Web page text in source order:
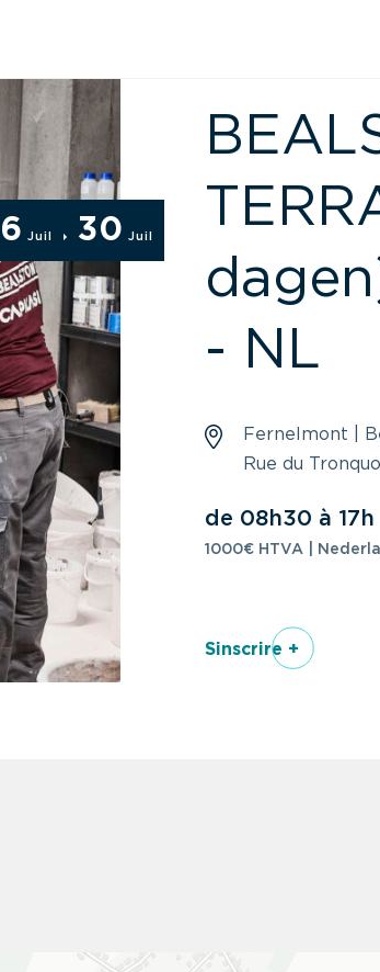
Juil 30 Juil
- NL
Fernelmont |
Rue du
de 08h30 à 17h
1000€ HTVA |
Sinscrire +